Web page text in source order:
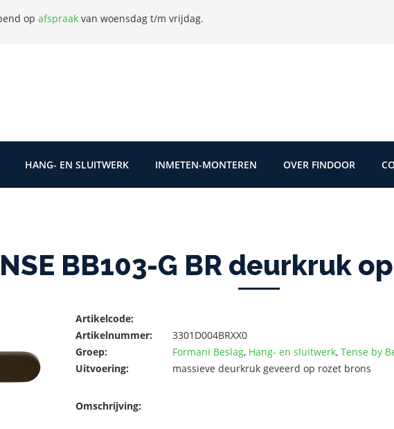
op afspraak van woensdag t/m vrijdag.
HANG- EN SLUITWERK INMETEN-MONTEREN OVER FINDOOR
BB103-G BR deurkruk
Artikelcode:
Artikelnummer:
3301D004BRXX0
Groep:
Formani Beslag, Hang- en sluitwerk, Tense by
Uitvoering:
massieve deurkruk geveerd op rozet brons
Omschrijving: